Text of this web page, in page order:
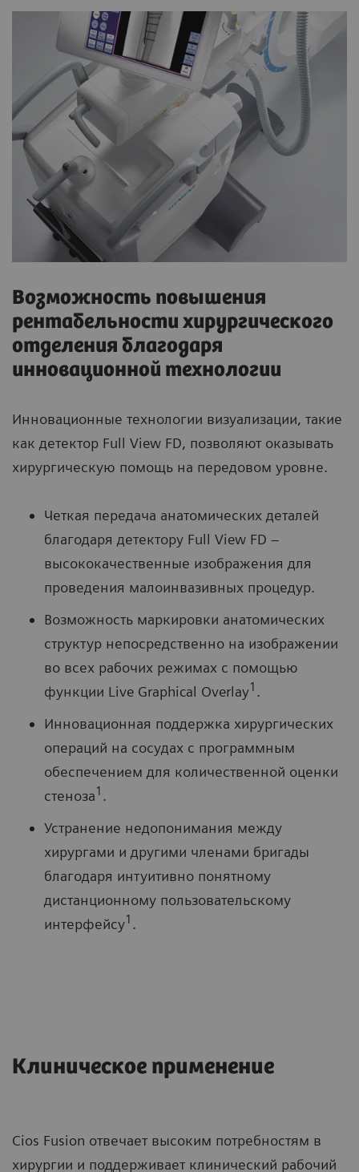
Возможность повышения
рентабельности хирургического
отделения благодаря
инновационной технологии
Инновационные технологии визуализации, такие
как детектор Full View FD, позволяют оказывать
хирургическую помощь на передовом уровне.
Четкая передача анатомических деталей
благодаря детектору Full View FD –
высококачественные изображения для
проведения малоинвазивных процедур.
Возможность маркировки анатомических
структур непосредственно на изображении
во всех рабочих режимах с помощью
функции Live Graphical Overlay1 .
Инновационная поддержка хирургических
операций на сосудах с программным
обеспечением для количественной оценки
стеноза1 .
Устранение недопонимания между
хирургами и другими членами бригады
благодаря интуитивно понятному
дистанционному пользовательскому
интерфейсу1 .
Клиническое применение
Cios Fusion отвечает высоким потребностям в
хирургии и поддерживает клинический рабочий